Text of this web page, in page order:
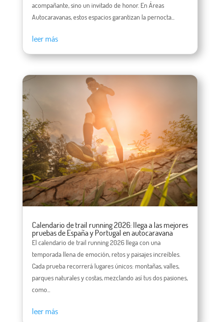
acompañante, sino un invitado de honor. En Áreas
Autocaravanas, estos espacios garantizan la pernocta...
leer más
Calendario de trail running 2026: llega a las mejores
pruebas de España y Portugal en autocaravana
El calendario de trail running 2026 llega con una
temporada llena de emoción, retos y paisajes increíbles.
Cada prueba recorrerá lugares únicos: montañas, valles,
parques naturales y costas, mezclando así tus dos pasiones,
como...
leer más